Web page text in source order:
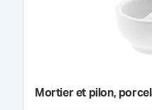
Mortier et pilon,